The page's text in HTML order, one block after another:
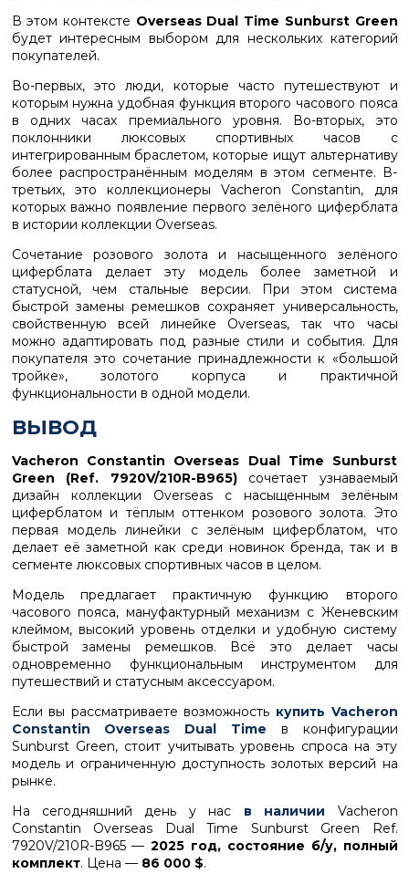
В этом контексте Overseas Dual Time Sunburst Green
будет интересным выбором для нескольких категорий
покупателей.
Во-первых, это люди, которые часто путешествуют и
которым нужна удобная функция второго часового пояса
в одних часах премиального уровня. Во-вторых, это
поклонники люксовых спортивных часов с
интегрированным браслетом, которые ищут альтернативу
более распространённым моделям в этом сегменте. В-
третьих, это коллекционеры Vacheron Constantin, для
которых важно появление первого зелёного циферблата
в истории коллекции Overseas.
Сочетание розового золота и насыщенного зелёного
циферблата делает эту модель более заметной и
статусной, чем стальные версии. При этом система
быстрой замены ремешков сохраняет универсальность,
свойственную всей линейке Overseas, так что часы
можно адаптировать под разные стили и события. Для
покупателя это сочетание принадлежности к «большой
тройке», золотого корпуса и практичной
функциональности в одной модели.
ВЫВОД
Vacheron Constantin Overseas Dual Time Sunburst
Green (Ref. 7920V/210R-B965)сочетает узнаваемый
дизайн коллекции Overseas с насыщенным зелёным
циферблатом и тёплым оттенком розового золота. Это
первая модель линейки с зелёным циферблатом, что
делает её заметной как среди новинок бренда, так и в
сегменте люксовых спортивных часов в целом.
Модель предлагает практичную функцию второго
часового пояса, мануфактурный механизм с Женевским
клеймом, высокий уровень отделки и удобную систему
быстрой замены ремешков. Всё это делает часы
одновременно функциональным инструментом для
путешествий и статусным аксессуаром.
Если вы рассматриваете возможность купить Vacheron
Constantin Overseas Dual Time в конфигурации
Sunburst Green, стоит учитывать уровень спроса на эту
модель и ограниченную доступность золотых версий на
рынке.
На сегодняшний день у нас в наличии Vacheron
Constantin Overseas Dual Time Sunburst Green Ref.
7920V/210R-B965 —2025 год, состояние б/у, полный
комплект. Цена — 86 000 $.